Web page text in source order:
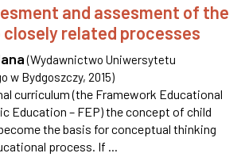
and assesment of the
related processes
(Wydawnictwo Uniwersytetu
w Bydgoszczy, 2015)
curriculum (the Framework Educational
Education – FEP) the concept of child
the basis for conceptual thinking
process. If ...